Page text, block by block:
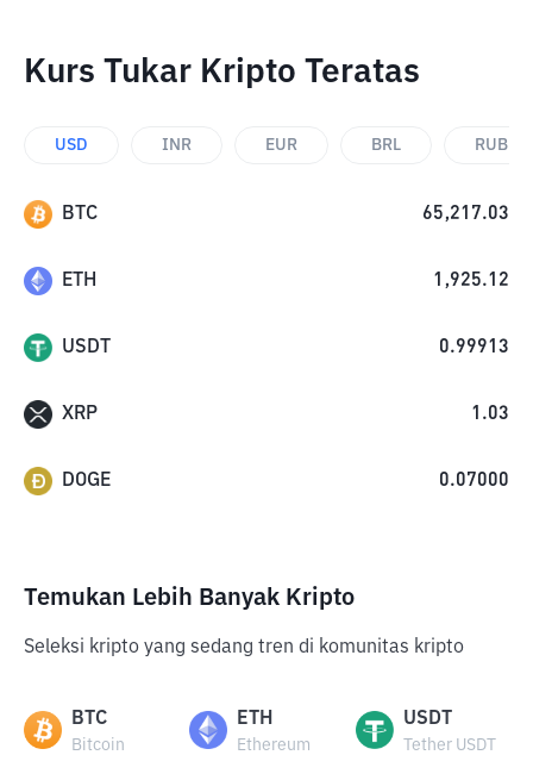
Kurs Tukar Kripto Teratas
USD INR EUR BRL RUB
BTC 65,217.03
ETH 1,925.12
USDT 0.99913
XRP 1.03
DOGE 0.07000
Temukan Lebih Banyak Kripto
Seleksi kripto yang sedang tren di komunitas kripto
BTC
Bitcoin
ETH
Ethereum
USDT
Tether USDT